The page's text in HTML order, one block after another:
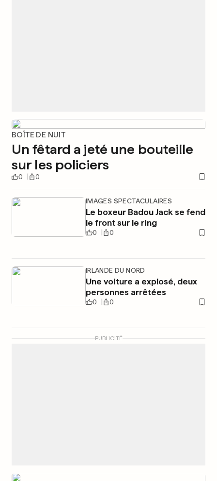
BOÎTE DE NUIT
Un fêtard a jeté une bouteille
sur les policiers
0 0
IMAGES SPECTACULAIRES
Le boxeur Badou Jack se fend
le front sur le ring
0 0
IRLANDE DU NORD
Une voiture a explosé, deux
personnes arrêtées
0 0
PUBLICITÉ